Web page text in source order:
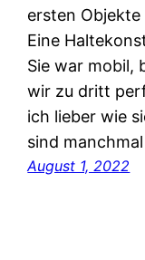
ersten
Eine
Sie war mobil,
wir zu dritt
ich lieber wie
sind
August 1, 2022